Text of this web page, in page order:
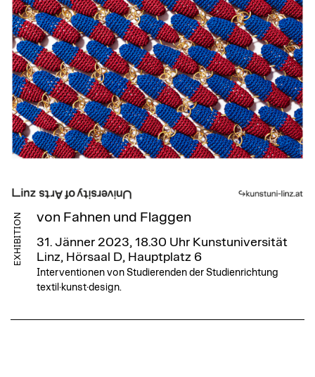
EXHIBITION von Fahnen und Flaggen
31. Jänner 2023, 18.30 Uhr Kunstuniversität
Linz, Hörsaal D, Hauptplatz 6
Interventionen von Studierenden der Studienrichtung
textil·kunst·design.